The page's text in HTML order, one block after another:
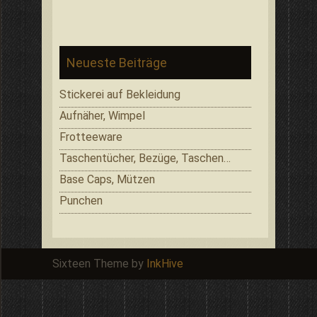
Neueste Beiträge
Stickerei auf Bekleidung
Aufnäher, Wimpel
Frotteeware
Taschentücher, Bezüge, Taschen…
Base Caps, Mützen
Punchen
Sixteen Theme by InkHive